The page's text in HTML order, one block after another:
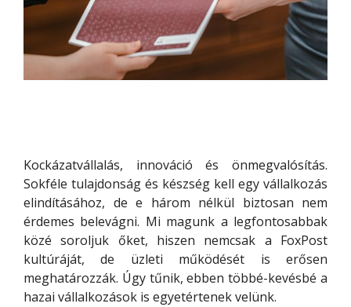
Kockázatvállalás, innováció és önmegvalósítás.
Sokféle tulajdonság és készség kell egy vállalkozás
elindításához, de e három nélkül biztosan nem
érdemes belevágni. Mi magunk a legfontosabbak
közé soroljuk őket, hiszen nemcsak a FoxPost
kultúráját, de üzleti működését is erősen
meghatározzák. Úgy tűnik, ebben többé-kevésbé a
hazai vállalkozások is egyetértenek velünk.